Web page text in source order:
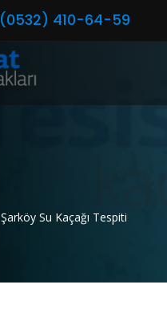
(0532) 410-64-59
Şarköy Su Kaçağı Tespiti